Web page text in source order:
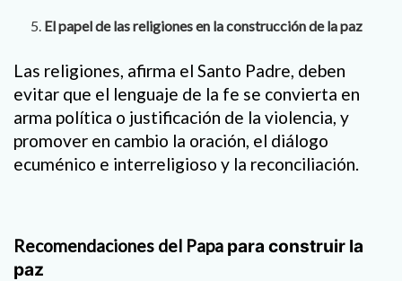
El papel de las religiones en la construcción de la paz
Las religiones, afirma el Santo Padre, deben
evitar que el lenguaje de la fe se convierta en
arma política o justificación de la violencia, y
promover en cambio la oración, el diálogo
ecuménico e interreligioso y la reconciliación.
Recomendaciones del Papa para construir la
paz